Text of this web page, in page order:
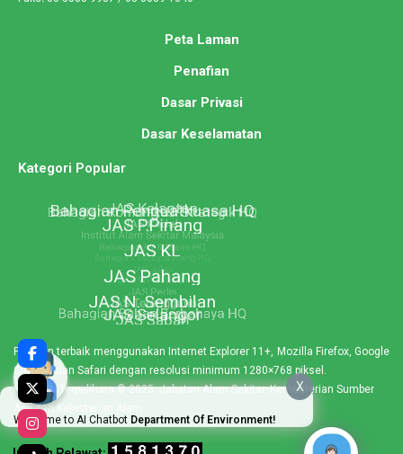
Peta Laman
Penafian
Dasar Privasi
Dasar Keselamatan
Kategori Popular
Paparan terbaik menggunakan Internet Explorer 11+, Mozilla Firefox, Google
Chrome dan Safari dengan resolusi minimum 1280×768 piksel.
Hakcipta Terpelihara © 2025. Jabatan Alam Sekitar, Kementerian Sumber
Asli dan Kelestarian Alam
X
Welcome to AI Chatbot Department Of Environment!